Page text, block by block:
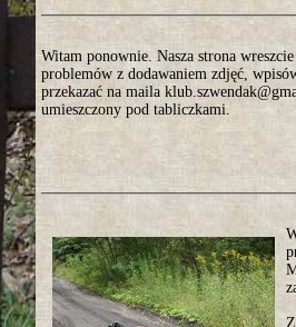
Witam ponownie. Nasza strona
problemów z dodawaniem zdjęć,
przekazać na maila
umieszczony pod tabliczkami.